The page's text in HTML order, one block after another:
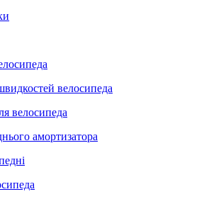
велосипеда
велосипеда
амортизатора